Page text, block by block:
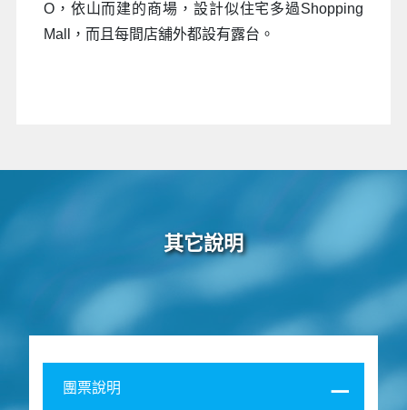
O，依山而建的商場，設計似住宅多過Shopping
Mall，而且每間店舖外都設有露台。
其它說明
團票說明